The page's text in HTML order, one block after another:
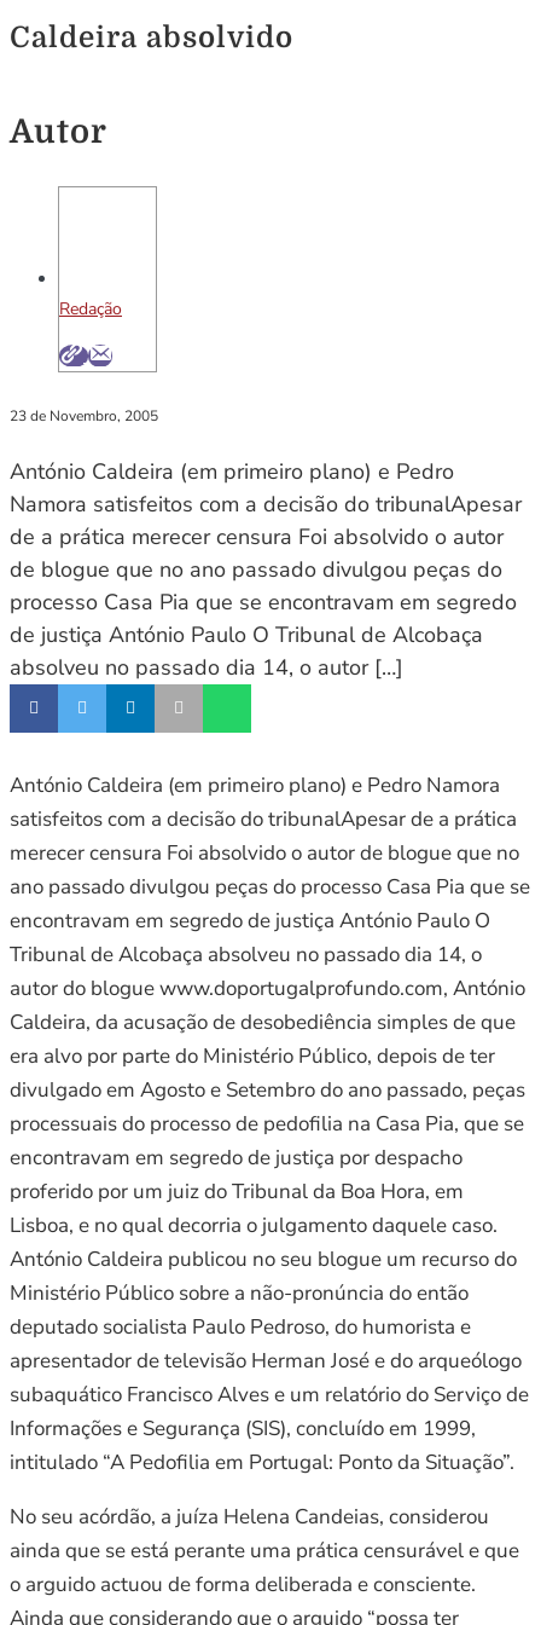
Caldeira absolvido
Autor
Redação
23 de Novembro, 2005
António Caldeira (em primeiro plano) e Pedro
Namora satisfeitos com a decisão do tribunalApesar
de a prática merecer censura Foi absolvido o autor
de blogue que no ano passado divulgou peças do
processo Casa Pia que se encontravam em segredo
de justiça António Paulo O Tribunal de Alcobaça
absolveu no passado dia 14, o autor […]
António Caldeira (em primeiro plano) e Pedro Namora
satisfeitos com a decisão do tribunalApesar de a prática
merecer censura Foi absolvido o autor de blogue que no
ano passado divulgou peças do processo Casa Pia que se
encontravam em segredo de justiça António Paulo O
Tribunal de Alcobaça absolveu no passado dia 14, o
autor do blogue www.doportugalprofundo.com, António
Caldeira, da acusação de desobediência simples de que
era alvo por parte do Ministério Público, depois de ter
divulgado em Agosto e Setembro do ano passado, peças
processuais do processo de pedofilia na Casa Pia, que se
encontravam em segredo de justiça por despacho
proferido por um juiz do Tribunal da Boa Hora, em
Lisboa, e no qual decorria o julgamento daquele caso.
António Caldeira publicou no seu blogue um recurso do
Ministério Público sobre a não-pronúncia do então
deputado socialista Paulo Pedroso, do humorista e
apresentador de televisão Herman José e do arqueólogo
subaquático Francisco Alves e um relatório do Serviço de
Informações e Segurança (SIS), concluído em 1999,
intitulado “A Pedofilia em Portugal: Ponto da Situação”.
No seu acórdão, a juíza Helena Candeias, considerou
ainda que se está perante uma prática censurável e que
o arguido actuou de forma deliberada e consciente.
Ainda que considerando que o arguido “possa ter